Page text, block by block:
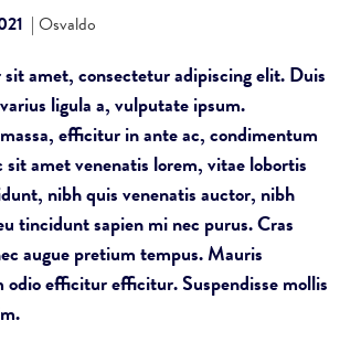
| Osvaldo
amet, consectetur adipiscing elit. Duis
ligula a, vulputate ipsum.
efficitur in ante ac, condimentum
amet venenatis lorem, vitae lobortis
nibh quis venenatis auctor, nibh
tincidunt sapien mi nec purus. Cras
augue pretium tempus. Mauris
efficitur efficitur. Suspendisse mollis